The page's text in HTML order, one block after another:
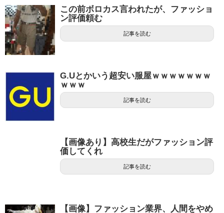
この前ボロカス言われたが、ファッショ
ン評価頼む
記事を読む
G.Uとかいう超安い服屋ｗｗｗｗｗｗｗ
ｗｗｗ
記事を読む
【画像あり】高校生だがファッション評
価してくれ
記事を読む
【画像】ファッション業界、人間をやめ